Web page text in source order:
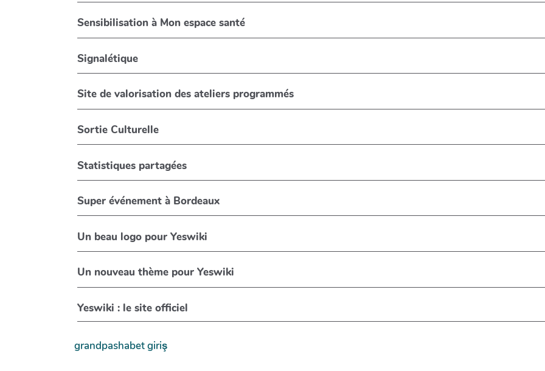
Sensibilisation à Mon espace santé
Signalétique
Site de valorisation des ateliers programmés
Sortie Culturelle
Statistiques partagées
Super événement à Bordeaux
Un beau logo pour Yeswiki
Un nouveau thème pour Yeswiki
Yeswiki : le site officiel
grandpashabet giriş